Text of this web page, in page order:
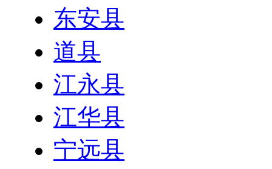
东安县
道县
江永县
江华县
宁远县